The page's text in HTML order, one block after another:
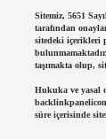
Sitemiz, 5651
tarafından
sitedeki içerikleri
taşımakta olup,
Hukuka ve yasal
süre içerisinde